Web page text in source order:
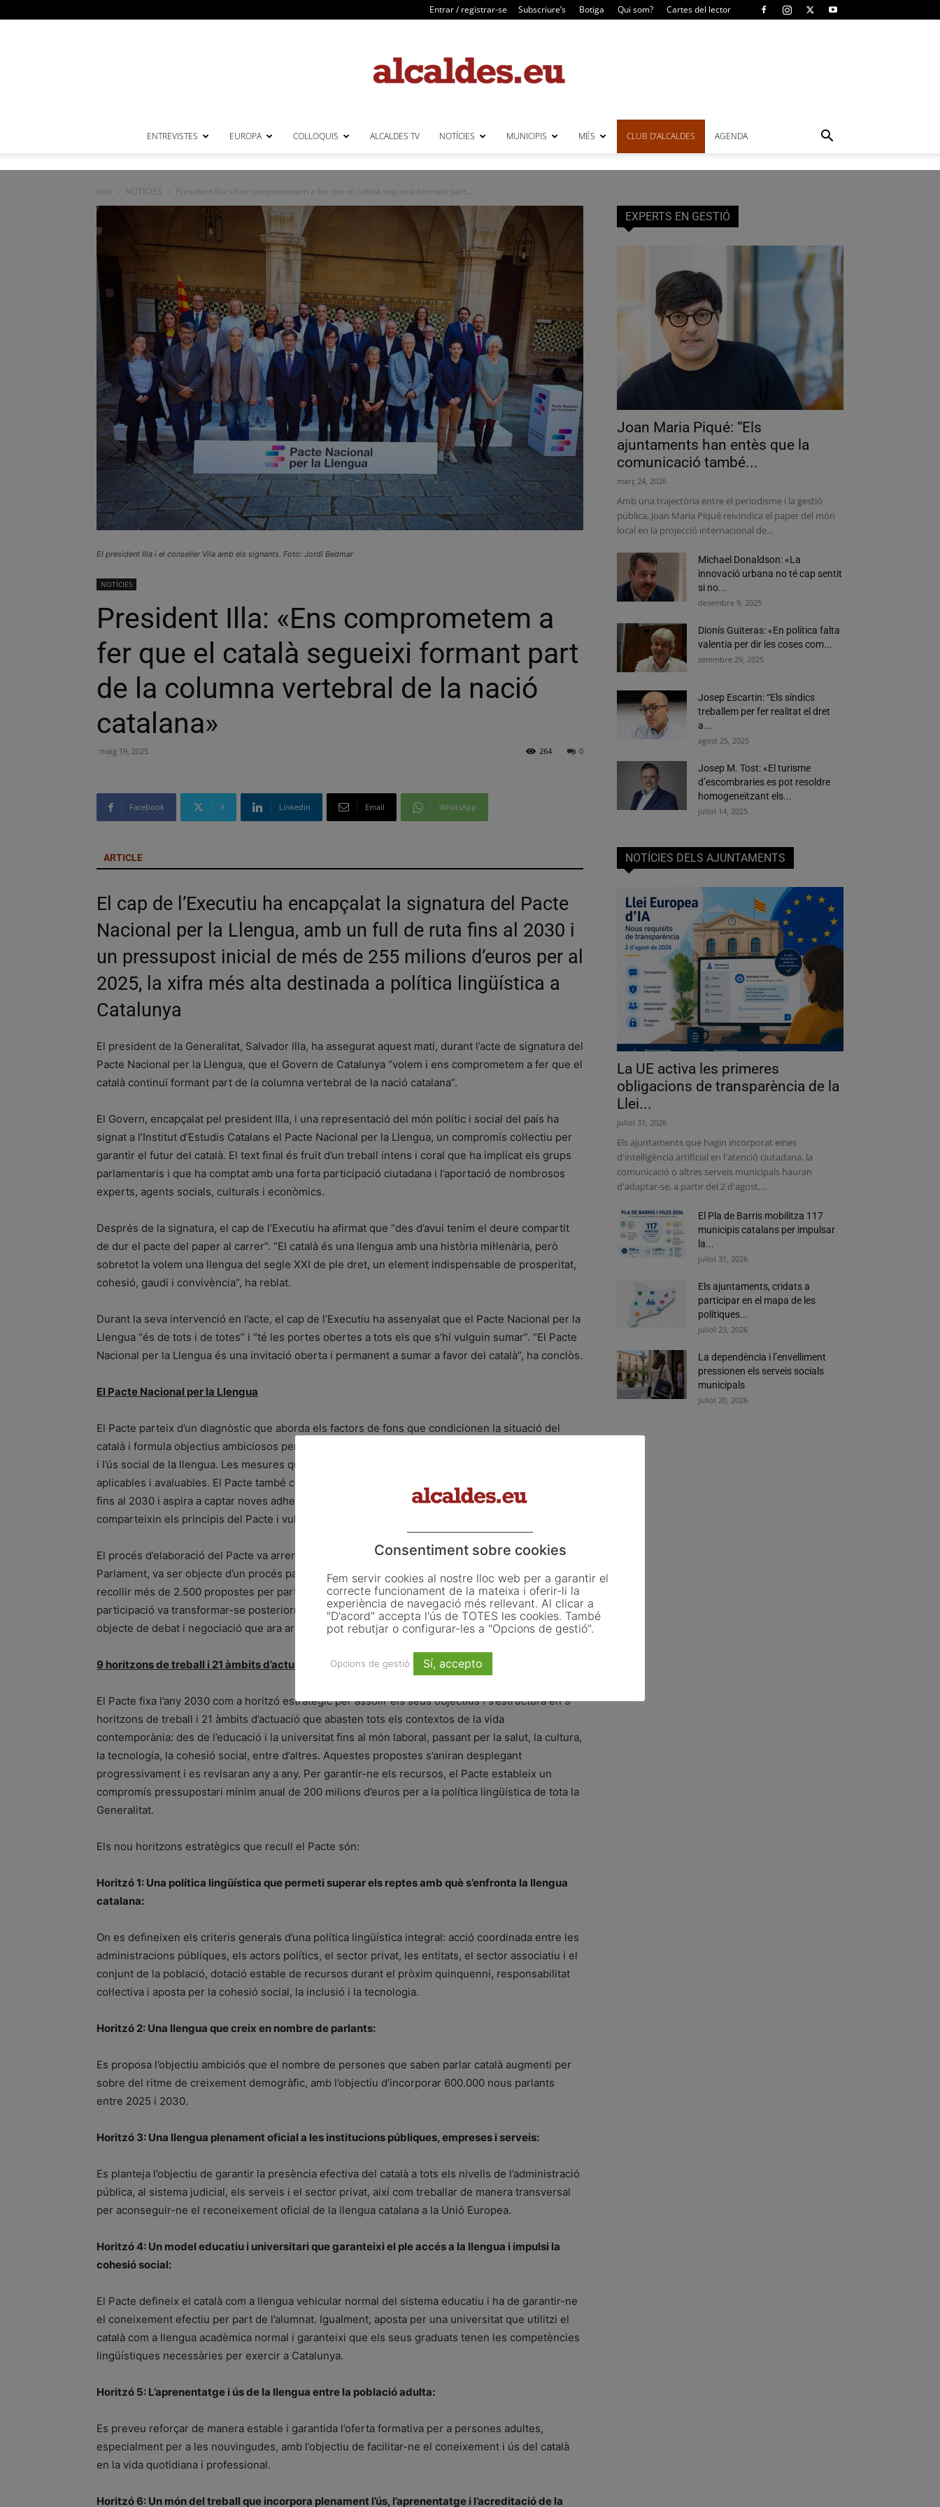
Entrar / registrar-se Subscriure’s Botiga Qui som? Cartes del lector
ENTREVISTES EUROPA COL·LOQUIS ALCALDES TV NOTÍCIES MUNICIPIS MÉS CLUB D’ALCALDES AGENDA
Inici NOTÍCIES President Illa: «Ens comprometem a fer que el català segueixi formant part...
El president Illa i el conseller Vila amb els signants. Foto: Jordi Bedmar
NOTÍCIES
President Illa: «Ens comprometem a
fer que el català segueixi formant part
de la columna vertebral de la nació
catalana»
maig 19, 2025 0
264
Facebook X Linkedin Email WhatsApp
ARTICLE
El cap de l’Executiu ha encapçalat la signatura del Pacte
Nacional per la Llengua, amb un full de ruta fins al 2030 i
un pressupost inicial de més de 255 milions d’euros per al
2025, la xifra més alta destinada a política lingüística a
Catalunya
El president de la Generalitat, Salvador Illa, ha assegurat aquest matí, durant l’acte de signatura del
Pacte Nacional per la Llengua, que el Govern de Catalunya “volem i ens comprometem a fer que el
català continuï formant part de la columna vertebral de la nació catalana”.
El Govern, encapçalat pel president Illa, i una representació del món polític i social del país ha
signat a l’Institut d’Estudis Catalans el Pacte Nacional per la Llengua, un compromís col·lectiu per
garantir el futur del català. El text final és fruit d’un treball intens i coral que ha implicat els grups
parlamentaris i que ha comptat amb una forta participació ciutadana i l’aportació de nombrosos
experts, agents socials, culturals i econòmics.
Després de la signatura, el cap de l’Executiu ha afirmat que “des d’avui tenim el deure compartit
de dur el pacte del paper al carrer”. “El català és una llengua amb una història mil·lenària, però
sobretot la volem una llengua del segle XXI de ple dret, un element indispensable de prosperitat,
cohesió, gaudi i convivència”, ha reblat.
Durant la seva intervenció en l’acte, el cap de l’Executiu ha assenyalat que el Pacte Nacional per la
Llengua “és de tots i de totes” i “té les portes obertes a tots els que s’hi vulguin sumar”. “El Pacte
Nacional per la Llengua és una invitació oberta i permanent a sumar a favor del català”, ha conclòs.
El Pacte Nacional per la Llengua
El Pacte parteix d’un diagnòstic que aborda els factors de fons que condicionen la situació del
català i formula objectius ambiciosos però realistes, orientats a la millora efectiva del coneixement
i l’ús social de la llengua. Les mesures que recull defugen els plantejaments simbòlics, i són
aplicables i avaluables. El Pacte també constitueix un compromís d’actuació de tots els signants
fins al 2030 i aspira a captar noves adhesions d’institucions, entitats, empreses i formacions que
comparteixin els principis del Pacte i vulguin treballar en la mateixa línia.
El procés d’elaboració del Pacte va arrencar el setembre del 2021 amb una resolució del
Parlament, va ser objecte d’un procés participatiu amb un ampli ressò durant el 2022, que va
recollir més de 2.500 propostes per part de la ciutadania, entitats i societat civil. Aquesta
participació va transformar-se posteriorment en un document d’objectius i mesures que ha estat
objecte de debat i negociació que ara arriba a la seva fi.
9 horitzons de treball i 21 àmbits d’actuació
El Pacte fixa l’any 2030 com a horitzó estratègic per assolir els seus objectius i s’estructura en 9
horitzons de treball i 21 àmbits d’actuació que abasten tots els contextos de la vida
contemporània: des de l’educació i la universitat fins al món laboral, passant per la salut, la cultura,
la tecnologia, la cohesió social, entre d’altres. Aquestes propostes s’aniran desplegant
progressivament i es revisaran any a any. Per garantir-ne els recursos, el Pacte estableix un
compromís pressupostari mínim anual de 200 milions d’euros per a la política lingüística de tota la
Generalitat.
Els nou horitzons estratègics que recull el Pacte són:
Horitzó 1: Una política lingüística que permeti superar els reptes amb què s’enfronta la llengua
catalana:
On es defineixen els criteris generals d’una política lingüística integral: acció coordinada entre les
administracions públiques, els actors polítics, el sector privat, les entitats, el sector associatiu i el
conjunt de la població, dotació estable de recursos durant el pròxim quinquenni, responsabilitat
col·lectiva i aposta per la cohesió social, la inclusió i la tecnologia.
Horitzó 2: Una llengua que creix en nombre de parlants:
Es proposa l’objectiu ambiciós que el nombre de persones que saben parlar català augmenti per
sobre del ritme de creixement demogràfic, amb l’objectiu d’incorporar 600.000 nous parlants
entre 2025 i 2030.
Horitzó 3: Una llengua plenament oficial a les institucions públiques, empreses i serveis:
Es planteja l’objectiu de garantir la presència efectiva del català a tots els nivells de l’administració
pública, al sistema judicial, els serveis i el sector privat, així com treballar de manera transversal
per aconseguir-ne el reconeixement oficial de la llengua catalana a la Unió Europea.
Horitzó 4: Un model educatiu i universitari que garanteixi el ple accés a la llengua i impulsi la
cohesió social:
El Pacte defineix el català com a llengua vehicular normal del sistema educatiu i ha de garantir-ne
el coneixement efectiu per part de l’alumnat. Igualment, aposta per una universitat que utilitzi el
català com a llengua acadèmica normal i garanteixi que els seus graduats tenen les competències
lingüístiques necessàries per exercir a Catalunya.
Horitzó 5: L’aprenentatge i ús de la llengua entre la població adulta:
Es preveu reforçar de manera estable i garantida l’oferta formativa per a persones adultes,
especialment per a les nouvingudes, amb l’objectiu de facilitar-ne el coneixement i ús del català
en la vida quotidiana i professional.
Horitzó 6: Un món del treball que incorpora plenament l’ús, l’aprenentatge i l’acreditació de la
EXPERTS EN GESTIÓ
Joan Maria Piqué: “Els
ajuntaments han entès que la
comunicació també...
març 24, 2026
Amb una trajectòria entre el periodisme i la gestió
pública, Joan Maria Piqué reivindica el paper del món
local en la projecció internacional de...
Michael Donaldson: «La
innovació urbana no té cap sentit
si no...
desembre 9, 2025
Dionís Guiteras: «En política falta
valentia per dir les coses com...
setembre 29, 2025
Josep Escartin: “Els síndics
treballem per fer realitat el dret
a...
agost 25, 2025
Josep M. Tost: «El turisme
d’escombraries es pot resoldre
homogeneïtzant els...
juliol 14, 2025
NOTÍCIES DELS AJUNTAMENTS
La UE activa les primeres
obligacions de transparència de la
Llei...
juliol 31, 2026
Els ajuntaments que hagin incorporat eines
d'intel·ligència artificial en l'atenció ciutadana, la
comunicació o altres serveis municipals hauran
d'adaptar-se, a partir del 2 d'agost,...
El Pla de Barris mobilitza 117
municipis catalans per impulsar
la...
juliol 31, 2026
Els ajuntaments, cridats a
participar en el mapa de les
polítiques...
juliol 23, 2026
La dependència i l’envelliment
pressionen els serveis socials
municipals
juliol 20, 2026
Consentiment sobre cookies
Fem servir cookies al nostre lloc web per a garantir el
correcte funcionament de la mateixa i oferir-li la
experiència de navegació més rellevant. Al clicar a
"D'acord" accepta l'ús de TOTES les cookies. També
pot rebutjar o configurar-les a "Opcions de gestió".
Opcions de gestió Sí, accepto